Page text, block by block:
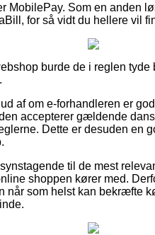
MobilePay. Som en anden
for så vidt du hellere vil
burde de i reglen
af om e-forhandleren er
accepterer gældende
Dette er desuden en
til de mest
shoppen kører med.
når som helst kan bekræfte